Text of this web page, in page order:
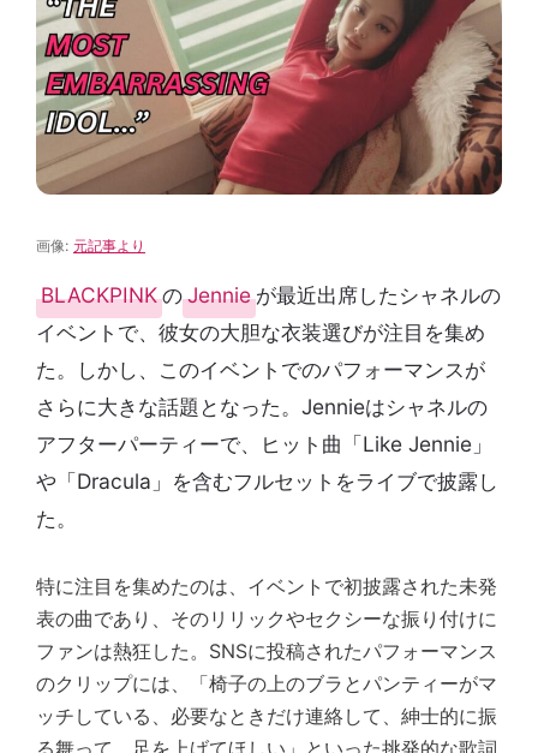
画像: 元記事より
BLACKPINKのJennie が最近出席したシャネルの
イベントで、彼女の大胆な衣装選びが注目を集め
た。しかし、このイベントでのパフォーマンスが
さらに大きな話題となった。Jennieはシャネルの
アフターパーティーで、ヒット曲「Like Jennie」
や「Dracula」を含むフルセットをライブで披露し
た。
特に注目を集めたのは、イベントで初披露された未発
表の曲であり、そのリリックやセクシーな振り付けに
ファンは熱狂した。SNSに投稿されたパフォーマンス
のクリップには、「椅子の上のブラとパンティーがマ
ッチしている、必要なときだけ連絡して、紳士的に振
る舞って、足を上げてほしい」といった挑発的な歌詞